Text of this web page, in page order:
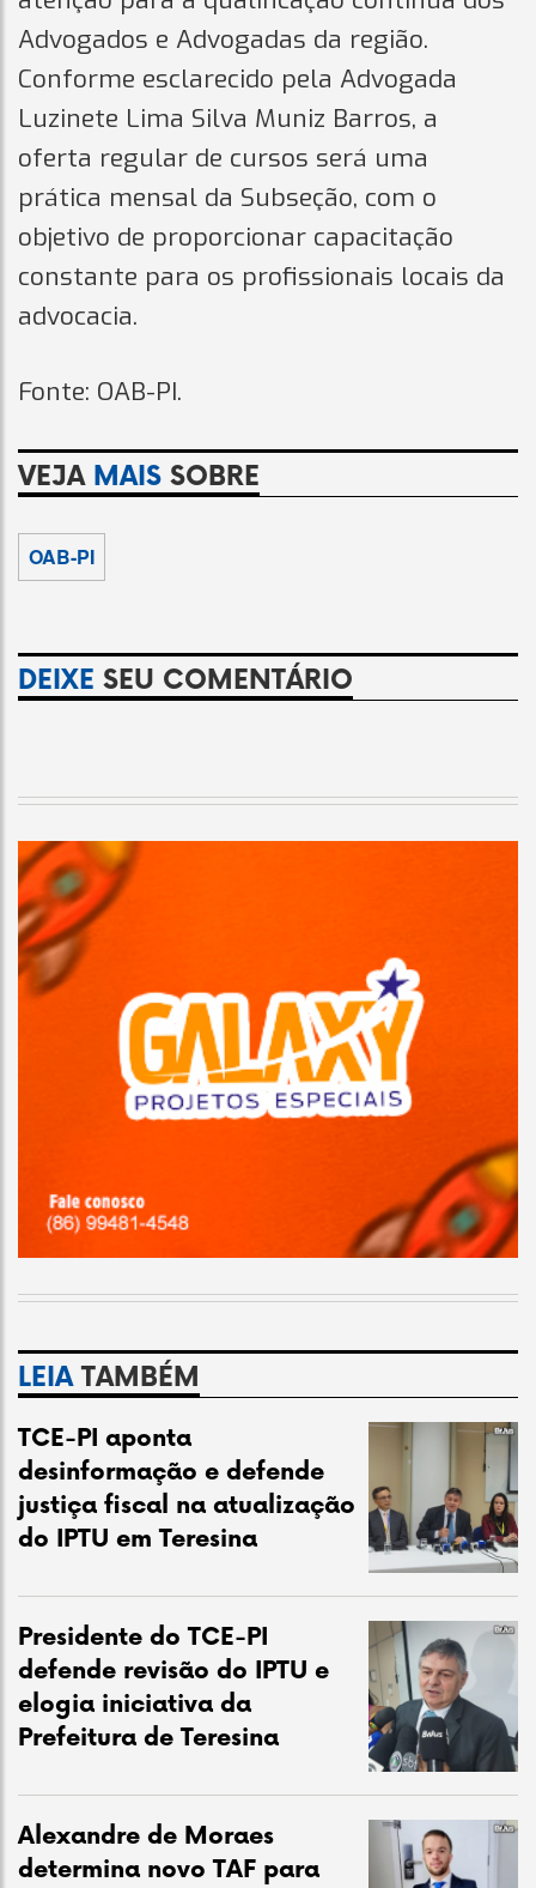
Advogados e Advogadas da região.
Conforme esclarecido pela Advogada
Luzinete Lima Silva Muniz Barros, a
oferta regular de cursos será uma
prática mensal da Subseção, com o
objetivo de proporcionar capacitação
constante para os profissionais locais da
advocacia.
Fonte: OAB-PI.
VEJA MAIS SOBRE
OAB-PI
DEIXE SEU COMENTÁRIO
LEIATAMBÉM
TCE-PI aponta
desinformação e defende
justiça fiscal na atualização
do IPTU em Teresina
Presidente do TCE-PI
defende revisão do IPTU e
elogia iniciativa da
Prefeitura de Teresina
Alexandre de Moraes
determina novo TAF para